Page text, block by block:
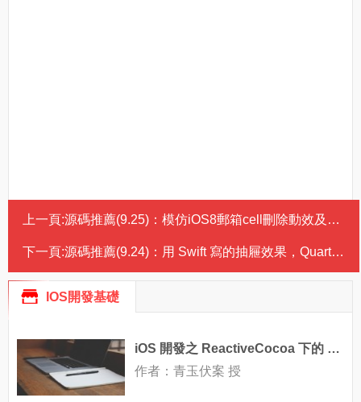
上一頁:源碼推薦(9.25)：模仿iOS8郵箱cell刪除動效及滑動右側菜單按鈕效果的開源庫，1:1高仿微信
下一頁:源碼推薦(9.24)：用 Swift 寫的抽屜效果，Quartz 2D 繪制表情
IOS開發基礎
iOS 開發之 ReactiveCocoa 下的 MVVM（干貨分享）
作者：青玉伏案 授